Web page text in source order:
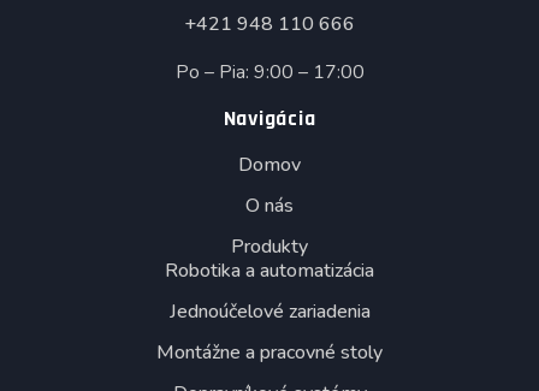
+421 948 110 666
Po – Pia: 9:00 – 17:00
Navigácia
Domov
O nás
Produkty
Robotika a automatizácia
Jednoúčelové zariadenia
Montážne a pracovné stoly